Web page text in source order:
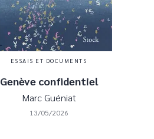
ESSAIS ET DOCUMENTS
Genève confidentiel
Marc Guéniat
13/05/2026